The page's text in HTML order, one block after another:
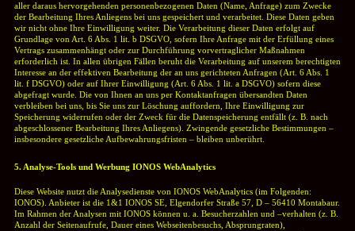
aller daraus hervorgehenden personenbezogenen Daten (Name, Anfrage) zum Zwecke
der Bearbeitung Ihres Anliegens bei uns gespeichert und verarbeitet. Diese Daten geben
wir nicht ohne Ihre Einwilligung weiter. Die Verarbeitung dieser Daten erfolgt auf
Grundlage von Art. 6 Abs. 1 lit. b DSGVO, sofern Ihre Anfrage mit der Erfüllung eines
Vertrags zusammenhängt oder zur Durchführung vorvertraglicher Maßnahmen
erforderlich ist. In allen übrigen Fällen beruht die Verarbeitung auf unserem berechtigten
Interesse an der effektiven Bearbeitung der an uns gerichteten Anfragen (Art. 6 Abs. 1
lit. f DSGVO) oder auf Ihrer Einwilligung (Art. 6 Abs. 1 lit. a DSGVO) sofern diese
abgefragt wurde. Die von Ihnen an uns per Kontaktanfragen übersandten Daten
verbleiben bei uns, bis Sie uns zur Löschung auffordern, Ihre Einwilligung zur
Speicherung widerrufen oder der Zweck für die Datenspeicherung entfällt (z. B. nach
abgeschlossener Bearbeitung Ihres Anliegens). Zwingende gesetzliche Bestimmungen –
insbesondere gesetzliche Aufbewahrungsfristen – bleiben unberührt.
5. Analyse-Tools und Werbung IONOS WebAnalytics
Diese Website nutzt die Analysedienste von IONOS WebAnalytics (im Folgenden:
IONOS). Anbieter ist die 1&1 IONOS SE, Elgendorfer Straße 57, D – 56410 Montabaur.
Im Rahmen der Analysen mit IONOS können u. a. Besucherzahlen und –verhalten (z. B.
Anzahl der Seitenaufrufe, Dauer eines Webseitenbesuchs, Absprungraten),